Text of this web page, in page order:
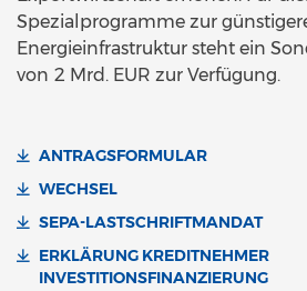
Spezialprogramme zur
Energieinfrastruktur steht ein
von 2 Mrd. EUR zur Verfügung.
ANTRAGSFORMULAR
WECHSEL
SEPA-LASTSCHRIFTMANDAT
ERKLÄRUNG KREDITNEHMER
INVESTITIONSFINANZIERUNG